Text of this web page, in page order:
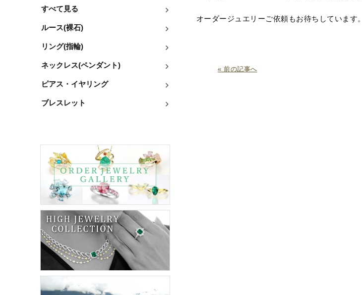
すべて見る
ルース(裸石)
リング(指輪)
ネックレス(ペンダント)
ピアス・イヤリング
ブレスレット
オーダージュエリーご依頼もお待ちしています。
« 前の記事へ